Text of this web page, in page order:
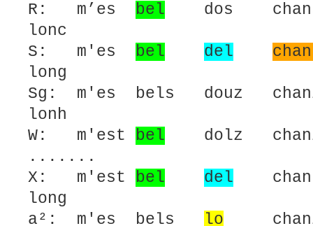
R: m’es bel dos chans
lonc
S: m'es bel del
long
Sg: m'es bels douz
lonh
W: m'est bel dolz
.......
X: m'est bel del
long
a²: m'es bels
lo